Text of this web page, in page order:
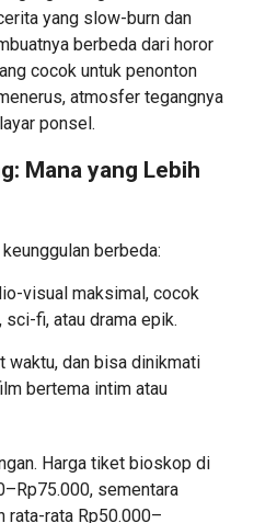
yang slow-burn dan
berbeda dari horor
cocok untuk penonton
atmosfer tegangnya
ponsel.
Mana yang Lebih
berbeda:
visual maksimal, cocok
fi, atau drama epik.
waktu, dan bisa dinikmati
bertema intim atau
Harga tiket bioskop di
sementara
rata-rata Rp50.000–